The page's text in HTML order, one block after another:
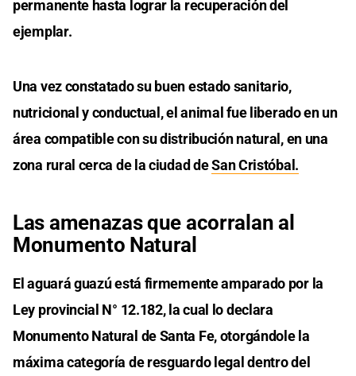
permanente hasta lograr la recuperación del
ejemplar.
Una vez constatado su buen estado sanitario,
nutricional y conductual, el animal fue liberado en un
área compatible con su distribución natural, en una
zona rural cerca de la ciudad deSan Cristóbal.
Las amenazas que acorralan al
Monumento Natural
El aguará guazú está firmemente amparado por la
Ley provincial N° 12.182, la cual lo declara
Monumento Natural de Santa Fe, otorgándole la
máxima categoría de resguardo legal dentro del